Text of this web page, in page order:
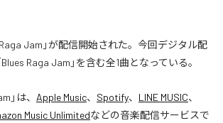
Jam」が配信開始された。今回デジタル配
Raga Jam」を含む全1曲となっている。
」は、 Apple Music、 Spotify、 LINE MUSIC、
Music Unlimitedなどの音楽配信サービスで